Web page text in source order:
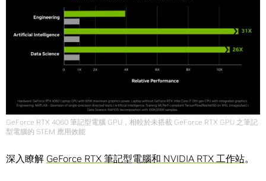
GeForce RTX 4060 筆記型電腦 GPU，相較於未搭載 GeForce RTX GPU 之筆記
型電腦的 STEM 應用效能
深入瞭解 GeForce RTX 筆記型電腦和 NVIDIA RTX 工作站。